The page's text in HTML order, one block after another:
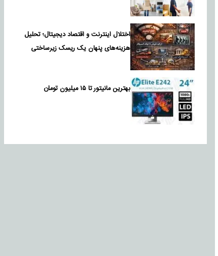
اختلال اینترنت و اقتصاد دیجیتال؛ تحلیل
هزینه‌های پنهان یک ریسک زیرساختی
بهترین مانیتور تا ۱۵ میلیون تومان